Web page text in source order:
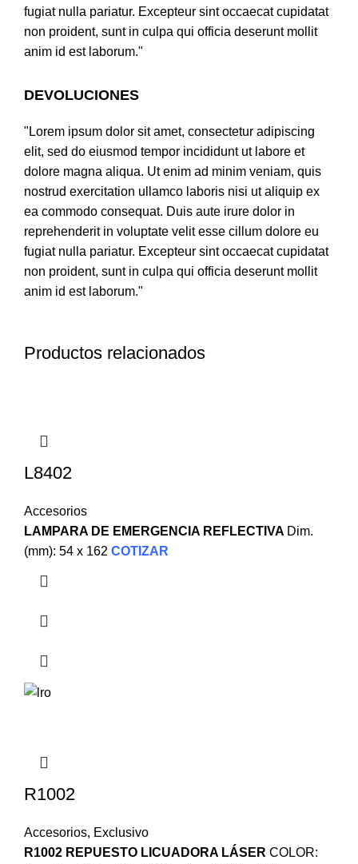
fugiat nulla pariatur. Excepteur sint occaecat cupidatat
non proident, sunt in culpa qui officia deserunt mollit
anim id est laborum."
DEVOLUCIONES
"Lorem ipsum dolor sit amet, consectetur adipiscing
elit, sed do eiusmod tempor incididunt ut labore et
dolore magna aliqua. Ut enim ad minim veniam, quis
nostrud exercitation ullamco laboris nisi ut aliquip ex
ea commodo consequat. Duis aute irure dolor in
reprehenderit in voluptate velit esse cillum dolore eu
fugiat nulla pariatur. Excepteur sint occaecat cupidatat
non proident, sunt in culpa qui officia deserunt mollit
anim id est laborum."
Productos relacionados
L8402
Accesorios
LAMPARA DE EMERGENCIA REFLECTIVA Dim.
(mm): 54 x 162 COTIZAR
R1002
Accesorios, Exclusivo
R1002 REPUESTO LICUADORA LÁSER COLOR: